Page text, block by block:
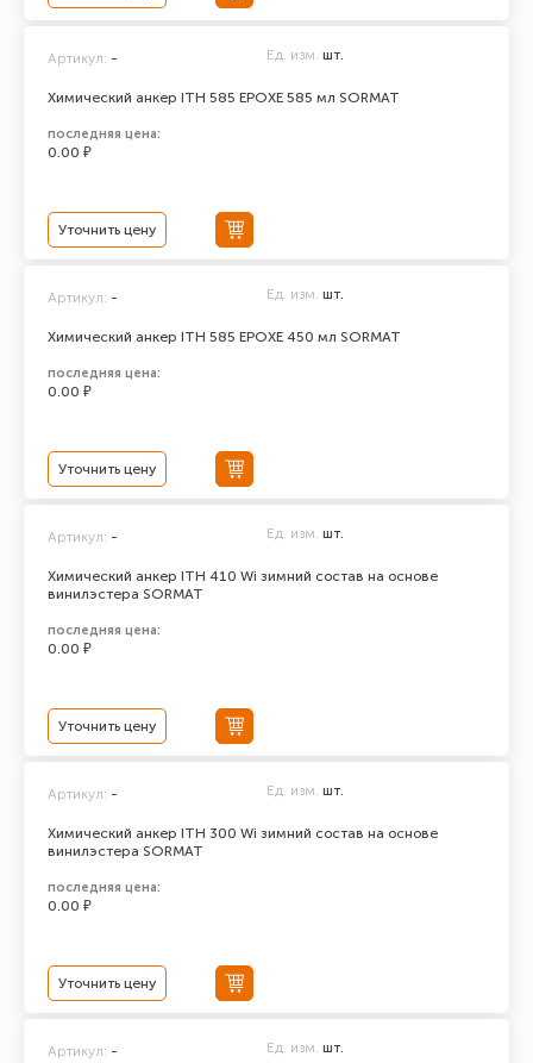
Химический анкер ITH 585 EPOXЕ 585 мл SORMAT
Артикул: - Ед. изм. шт.
последняя цена:
0.00 ₽
Уточнить цену
Химический анкер ITH 585 EPOXЕ 450 мл SORMAT
Артикул: - Ед. изм. шт.
последняя цена:
0.00 ₽
Уточнить цену
Химический анкер ITH 410 Wi зимний состав на основе
винилэстера SORMAT
Артикул: - Ед. изм. шт.
последняя цена:
0.00 ₽
Уточнить цену
Химический анкер ITH 300 Wi зимний состав на основе
винилэстера SORMAT
Артикул: - Ед. изм. шт.
последняя цена:
0.00 ₽
Уточнить цену
Артикул: - Ед. изм. шт.